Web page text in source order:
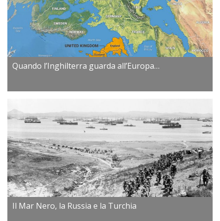
Quando l’Inghilterra guarda all’Europa…
Il Mar Nero, la Russia e la Turchia